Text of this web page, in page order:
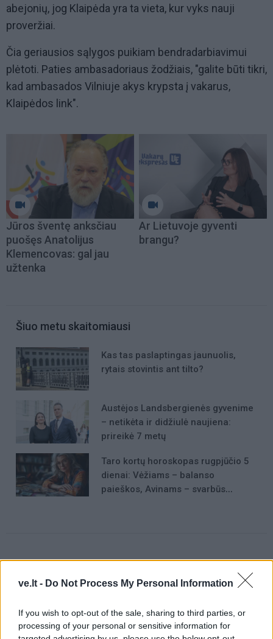
ve.lt - Do Not Process My Personal Information
If you wish to opt-out of the sale, sharing to third parties, or
processing of your personal or sensitive information for
abejonių, jog Klaipėda yra ta vieta, kur vyks nauji
proveržiai.
Čia geriausios sąlygos puikiam bendradarbiavimui
plėtoti. Paties ambasadoriaus žodžiais, "galite būti tikri,
kad ambasados Vilniuje akys krypsta į vakarus,
Klaipėdos link".
Jūros šventę anksčiau
puošęs Anatolijus
Klemencovas: gal jau
užtenka
Ar Lietuvoje gyventi
brangu?
Šiuo metu skaitomiausi
Kas tas paslaptingas jaunuolis,
rytais stovintis ant tilto?
Austėjos Landsbergienės gyvenime
– netikėta ir didžiulė naujiena:
prireikė 7 metų
Taro kortų horoskopas rugpjūčio 5
dienai: Vėžiams – balanso
paieškos, Avinams – svarbūs
Raktažodžiai